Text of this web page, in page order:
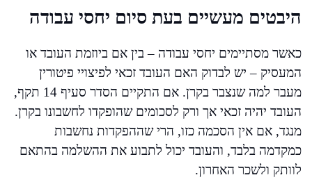
היבטים מעשיים בעת סיום יחסי עבודה
כאשר מסתיימים יחסי עבודה – בין אם ביוזמת העובד או
המעסיק – יש לבדוק האם העובד זכאי לפיצויי פיטורין
מעבר למה שנצבר בקרן. אם התקיים הסדר סעיף 14 תקף,
העובד יהיה זכאי אך ורק לסכומים שהופקדו לחשבונו בקרן.
מנגד, אם אין הסכמה כזו, הרי שההפקדות נחשבות
כמקדמה בלבד, והעובד יכול לתבוע את ההשלמה בהתאם
לוותק ולשכר האחרון.